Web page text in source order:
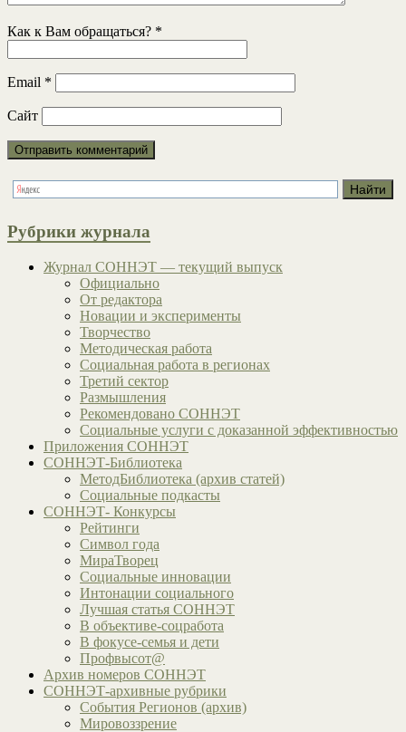
Как к Вам обращаться? *
Email *
Сайт
Рубрики журнала
Журнал СОННЭТ — текущий выпуск
Официально
От редактора
Новации и эксперименты
Творчество
Методическая работа
Социальная работа в регионах
Третий сектор
Размышления
Рекомендовано СОННЭТ
Социальные услуги с доказанной эффективностью
Приложения СОННЭТ
СОННЭТ-Библиотека
МетодБиблиотека (архив статей)
Социальные подкасты
СОННЭТ- Конкурсы
Рейтинги
Символ года
МираТворец
Социальные инновации
Интонации социального
Лучшая статья СОННЭТ
В объективе-соцработа
В фокусе-семья и дети
Профвысот@
Архив номеров СОННЭТ
СОННЭТ-архивные рубрики
События Регионов (архив)
Мировоззрение